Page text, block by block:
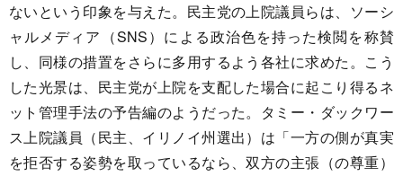
ないという印象を与えた。民主党の上院議員らは、ソーシ
ャルメディア（SNS）による政治色を持った検閲を称賛
し、同様の措置をさらに多用するよう各社に求めた。こう
した光景は、民主党が上院を支配した場合に起こり得るネ
ット管理手法の予告編のようだった。タミー・ダックワー
ス上院議員（民主、イリノイ州選出）は「一方の側が真実
を拒否する姿勢を取っているなら、双方の主張（の尊重）